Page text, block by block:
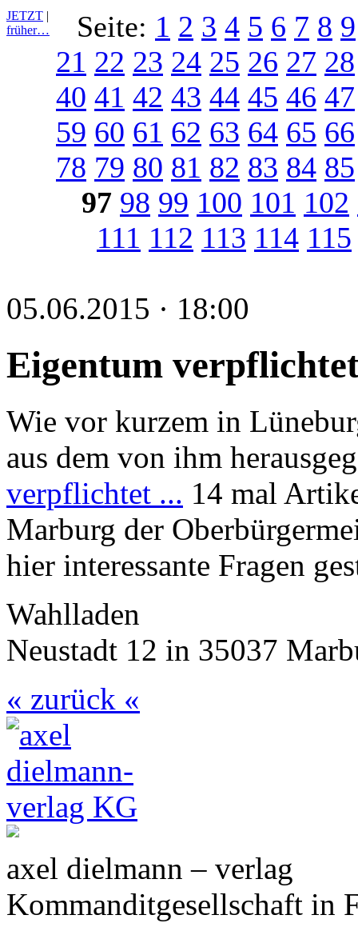
JETZT |
früher…
Seite: 1 2 3 4 5 6 7 8 9
21 22 23 24 25 26 27 28
40 41 42 43 44 45 46 47
59 60 61 62 63 64 65 66
78 79 80 81 82 83 84 85
97 98 99 100 101 102
111 112 113 114 115
05.06.2015 · 18:00
Eigentum
Wie vor kurzem in
aus dem von ihm
verpflichtet ... 14 mal
Marburg der
hier interessante Fragen
Wahlladen
Neustadt 12 in 35037
« zurück «
axel dielmann – verlag
Kommanditgesellschaft in